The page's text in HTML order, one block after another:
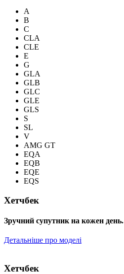
A
B
C
CLA
CLE
E
G
GLA
GLB
GLC
GLE
GLS
S
SL
V
AMG GT
EQA
EQB
EQE
EQS
Хетчбек
Зручний супутник на кожен день.
Детальніше про моделі
Хетчбек